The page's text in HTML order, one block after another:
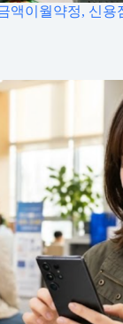
액이월약정, 신용